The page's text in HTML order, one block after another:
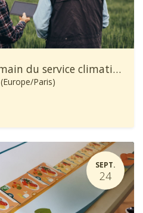
[Formation] Prise en main du service climatique Climadiag Agriculture et Forêt
(Europe/Paris)
SEPT.
24